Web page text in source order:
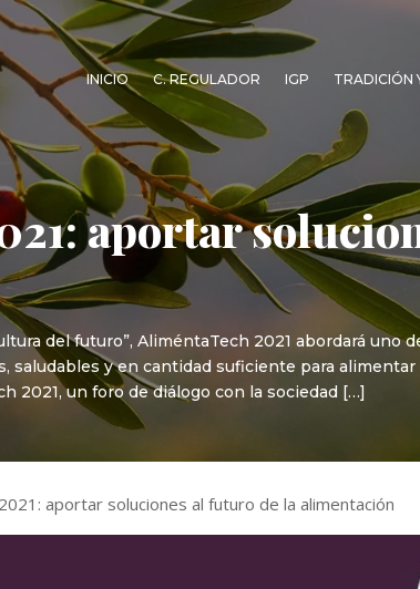
INICIO C. REGULADOR IGP TRADICIÓN
aportar
del futuro”, AliméntaTech 2021 abordará uno
saludables y en cantidad suficiente para
2021, un foro de diálogo con la sociedad […]
aportar soluciones al futuro de la alimentación